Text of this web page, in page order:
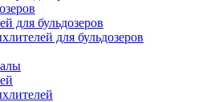
для бульдозеров
для бульдозеров